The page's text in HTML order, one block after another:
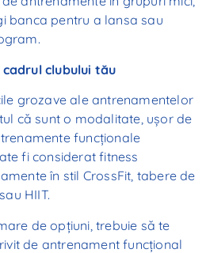
banca pentru a lansa sau
clubului tău
grozave ale antrenamentelor
că sunt o modalitate, ușor de
funcționale
fi considerat fitness
în stil CrossFit, tabere de
HIIT.
de opțiuni, trebuie să te
de antrenament funcțional